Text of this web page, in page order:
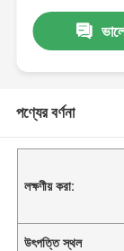
পণ্যের বর্ণনা
লক্ষণীয় করা:
উৎপত্তি স্থল